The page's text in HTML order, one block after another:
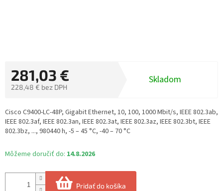
281,03 €
228,48 € bez DPH
cena:
Skladom
Môžeme doručiť do: 14.8.2026
Pridať do košíka
Cisco C9400-LC-48P, Gigabit Ethernet, 10, 100, 1000 Mbit/s, IEEE 802.3ab,
IEEE 802.3af, IEEE 802.3an, IEEE 802.3at, IEEE 802.3az, IEEE 802.3bt, IEEE
802.3bz, ..., 980440 h, -5 – 45 °C, -40 – 70 °C